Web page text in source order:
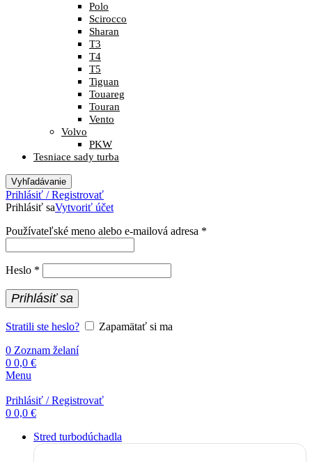
Polo
Scirocco
Sharan
T3
T4
T5
Tiguan
Touareg
Touran
Vento
Volvo
PKW
Tesniace sady turba
Vyhľadávanie
Prihlásiť / Registrovať
Prihlásiť saVytvoriť účet
Používateľské meno alebo e-mailová adresa *
Heslo *
Prihlásiť sa
Stratili ste heslo?
Zapamätať si ma
0 Zoznam želaní
0 0,0 €
Menu
Prihlásiť / Registrovať
0 0,0 €
Stred turbodúchadla